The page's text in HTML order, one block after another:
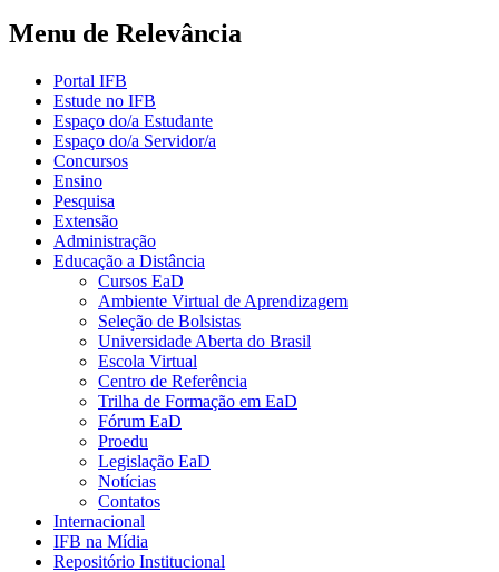
Menu de Relevância
Portal IFB
Estude no IFB
Espaço do/a Estudante
Espaço do/a Servidor/a
Concursos
Ensino
Pesquisa
Extensão
Administração
Educação a Distância
Cursos EaD
Ambiente Virtual de Aprendizagem
Seleção de Bolsistas
Universidade Aberta do Brasil
Escola Virtual
Centro de Referência
Trilha de Formação em EaD
Fórum EaD
Proedu
Legislação EaD
Notícias
Contatos
Internacional
IFB na Mídia
Repositório Institucional